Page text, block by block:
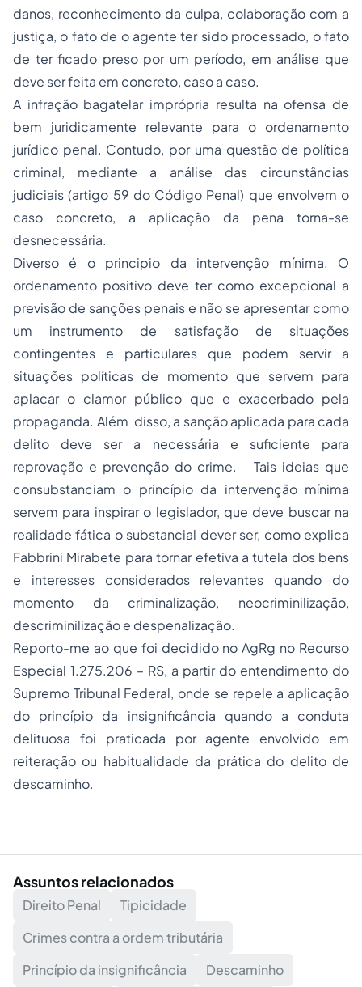
danos, reconhecimento da culpa, colaboração com a
justiça, o fato de o agente ter sido processado, o fato
de ter ficado preso por um período, em análise que
deve ser feita em concreto, caso a caso.
A infração bagatelar imprópria resulta na ofensa de
bem juridicamente relevante para o ordenamento
jurídico penal. Contudo, por uma questão de política
criminal, mediante a análise das circunstâncias
judiciais (artigo 59 do Código Penal) que envolvem o
caso concreto, a aplicação da pena torna-se
desnecessária.
Diverso é o principio da intervenção mínima. O
ordenamento positivo deve ter como excepcional a
previsão de sanções penais e não se apresentar como
um instrumento de satisfação de situações
contingentes e particulares que podem servir a
situações políticas de momento que servem para
aplacar o clamor público que e exacerbado pela
propaganda. Além disso, a sanção aplicada para cada
delito deve ser a necessária e suficiente para
reprovação e prevenção do crime. Tais ideias que
consubstanciam o princípio da intervenção mínima
servem para inspirar o legislador, que deve buscar na
realidade fática o substancial dever ser, como explica
Fabbrini Mirabete para tornar efetiva a tutela dos bens
e interesses considerados relevantes quando do
momento da criminalização, neocriminilização,
descriminilização e despenalização.
Reporto-me ao que foi decidido no AgRg no Recurso
Especial 1.275.206 – RS, a partir do entendimento do
Supremo Tribunal Federal, onde se repele a aplicação
do princípio da insignificância quando a conduta
delituosa foi praticada por agente envolvido em
reiteração ou habitualidade da prática do delito de
descaminho.
Assuntos relacionados
Direito Penal
Tipicidade
Crimes contra a ordem tributária
Princípio da insignificância
Descaminho